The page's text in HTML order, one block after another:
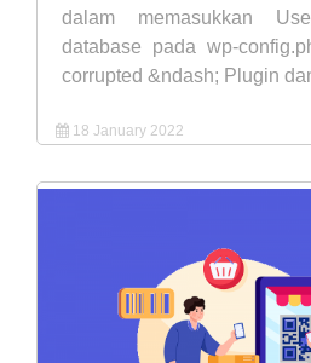
dalam memasukkan
database pada wp-
corrupted &ndash; Plugin
18 January 2022